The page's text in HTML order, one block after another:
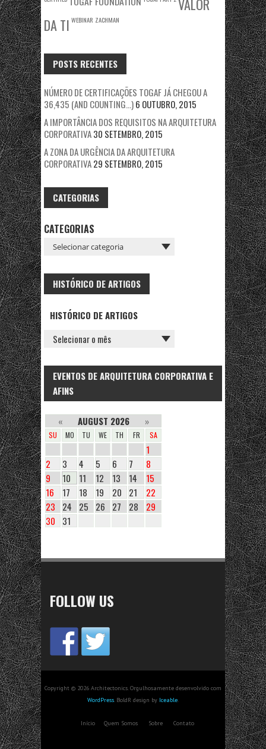
VALOR
DA TI WEBINAR ZACHMAN
POSTS RECENTES
NÚMERO DE CERTIFICAÇÕES TOGAF JÁ CHEGOU A
36,435 (AND COUNTING…)6 OUTUBRO, 2015
A IMPORTÂNCIA DOS REQUISITOS NA ARQUITETURA
CORPORATIVA30 SETEMBRO, 2015
A ZONA DA URGÊNCIA DA ARQUITETURA
CORPORATIVA29 SETEMBRO, 2015
CATEGORIAS
CATEGORIAS
HISTÓRICO DE ARTIGOS
HISTÓRICO DE ARTIGOS
EVENTOS DE ARQUITETURA CORPORATIVA E
AFINS
« AUGUST 2026 »
SU MO TU WE TH FR SA
1
2
3 4 5 6 7
8
9
10 11 12 13 14
15
16
17 18 19 20 21
22
23
24 25 26 27 28
29
30
31
FOLLOW US
Copyright © 2026 Architectonics. Orgulhosamente desenvolvido com
WordPress. BoldR design by Iceable.
Início Quem Somos Sobre Contato